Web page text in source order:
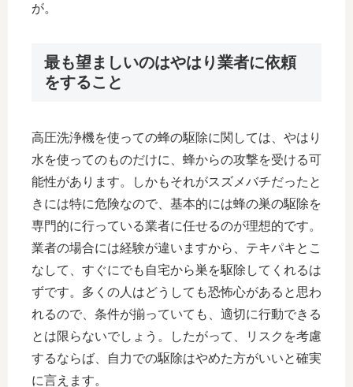
が。
最も望ましいのはやはり業者に依頼
をすること
高圧洗浄機を使っての蜂の駆除に関しては、やはり
水を使ってのものだけに、蜂からの攻撃を受ける可
能性があります。しかもそれがスズメバチだったと
きには特に危険なので、基本的には蜂の巣の駆除を
専門的に行っている業者に任せるのが理想的です。
業者の場合には経験が違いますから、テキパキとこ
なして、すぐにでも自宅から巣を駆除してくれるは
ずです。多くの人はどうしても恐怖心があると思わ
れるので、条件が揃っていても、適切に行動できる
とは限らないでしょう。したがって、リスクを考慮
するならば、自力での駆除はやめた方がいいと確実
に言えます。